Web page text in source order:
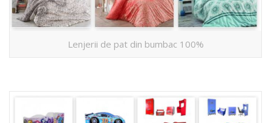
Lenjerii de pat din bumbac 100%